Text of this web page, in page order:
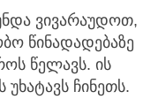
ვივარაუდოთ,
წინადადებაზე
წელავს. ის
ჩინეთს.